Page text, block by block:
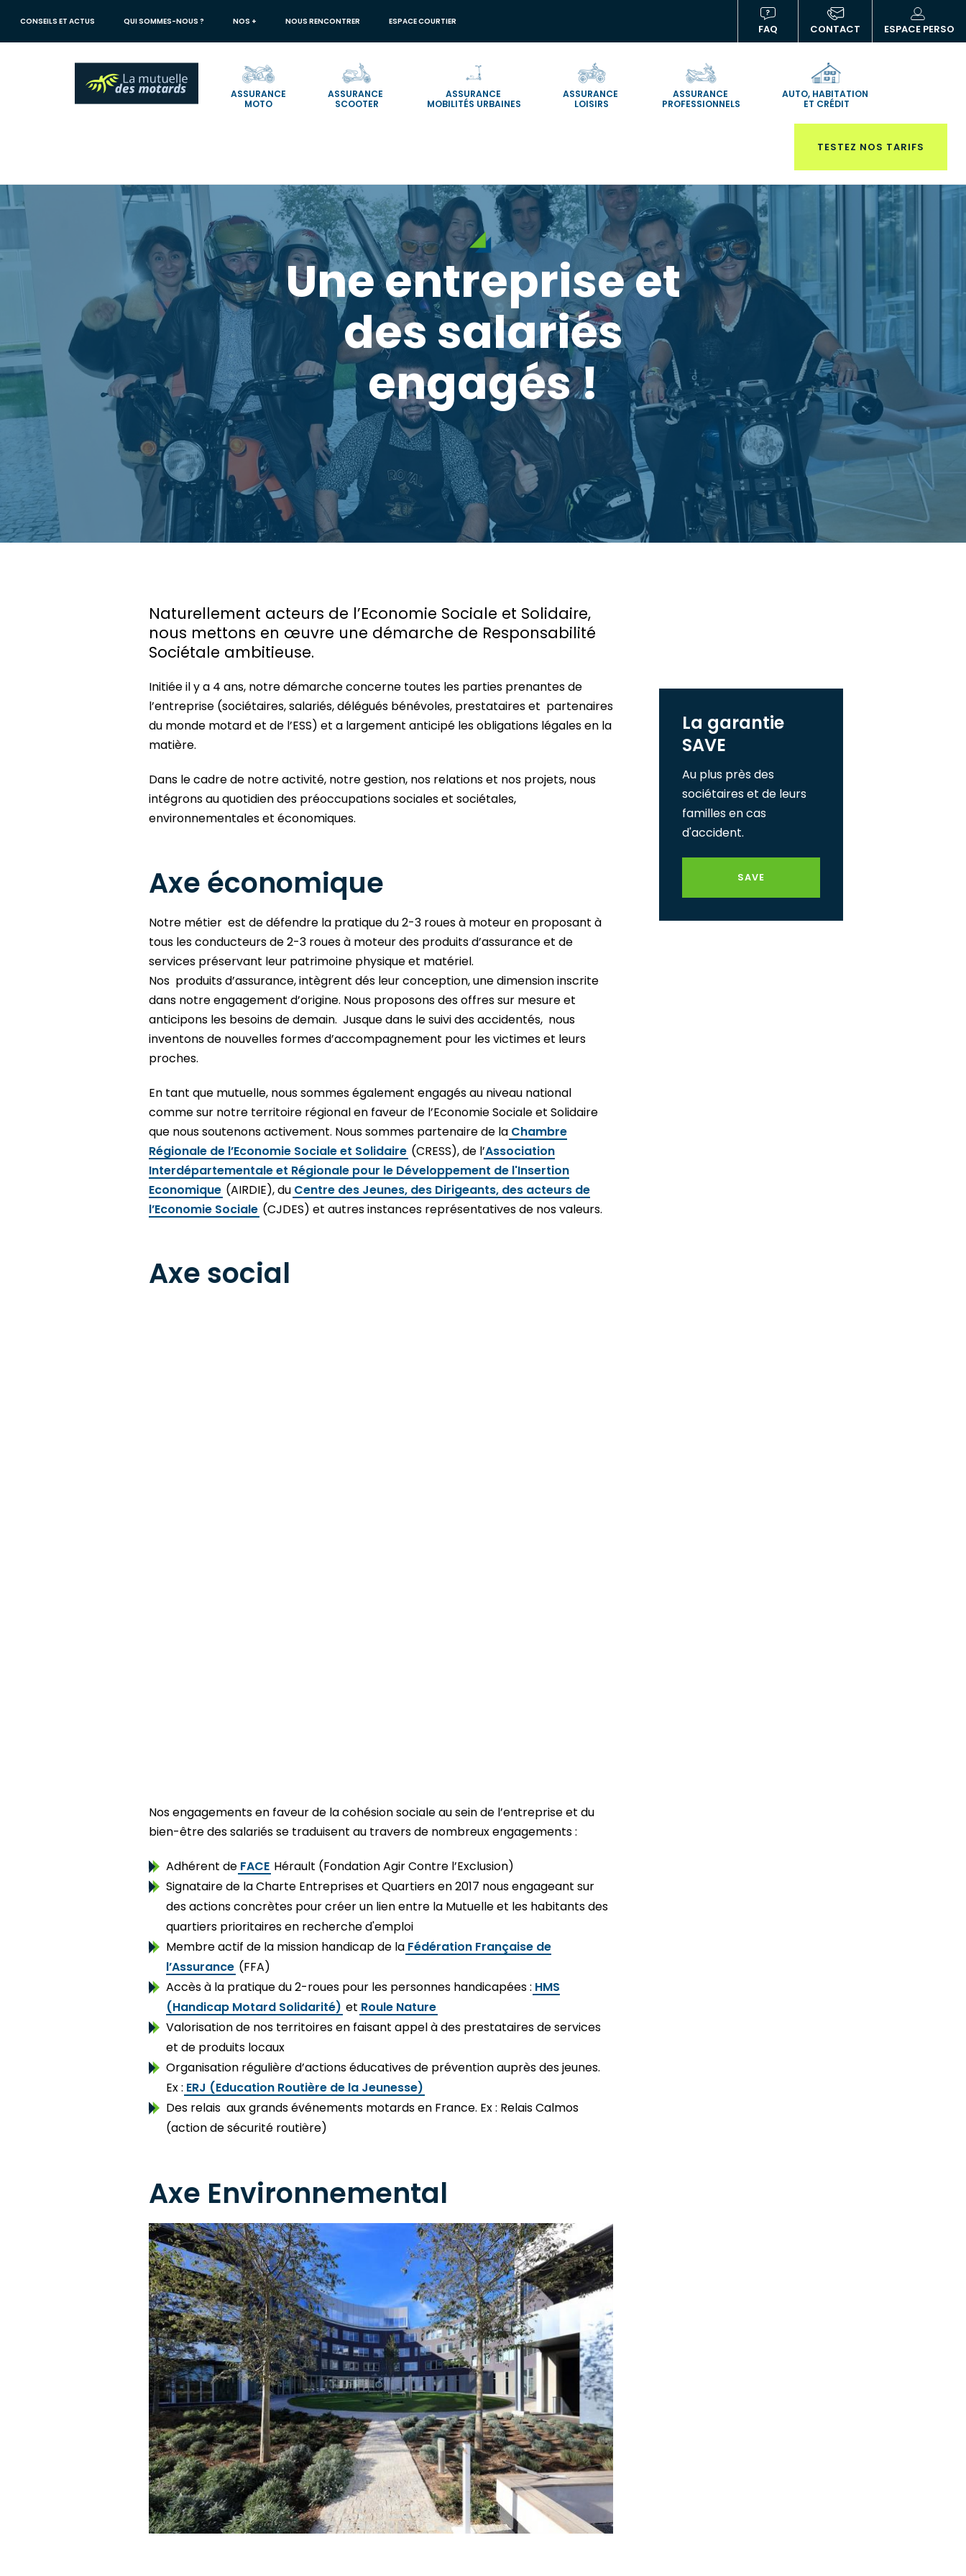
principal
CONSEILS ET ACTUS QUI SOMMES-NOUS ? NOS + NOUS RENCONTRER ESPACE COURTIER
FAQ (NOUVELLE
FENÊTRE)
CONTACT ESPACE PERSO
ASSURANCE
MOTO
ASSURANCE
SCOOTER
ASSURANCE
MOBILITÉS URBAINES
ASSURANCE
LOISIRS
ASSURANCE
PROFESSIONNELS
AUTO, HABITATION
ET CRÉDIT
TESTEZ NOS TARIFS
Une entreprise et
des salariés
engagés !
Naturellement acteurs de l’Economie Sociale et Solidaire,
nous mettons en œuvre une démarche de Responsabilité
Sociétale ambitieuse.
La garantie
SAVE
Au plus près des
sociétaires et de leurs
familles en cas
d'accident.
SAVE
Initiée il y a 4 ans, notre démarche concerne toutes les parties prenantes de
l’entreprise (sociétaires, salariés, délégués bénévoles, prestataires et partenaires
du monde motard et de l’ESS) et a largement anticipé les obligations légales en la
matière.
Dans le cadre de notre activité, notre gestion, nos relations et nos projets, nous
intégrons au quotidien des préoccupations sociales et sociétales,
environnementales et économiques.
Axe économique
Notre métier est de défendre la pratique du 2-3 roues à moteur en proposant à
tous les conducteurs de 2-3 roues à moteur des produits d’assurance et de
services préservant leur patrimoine physique et matériel.
Nos produits d’assurance, intègrent dés leur conception, une dimension inscrite
dans notre engagement d’origine. Nous proposons des offres sur mesure et
anticipons les besoins de demain. Jusque dans le suivi des accidentés, nous
inventons de nouvelles formes d’accompagnement pour les victimes et leurs
proches.
En tant que mutuelle, nous sommes également engagés au niveau national
comme sur notre territoire régional en faveur de l’Economie Sociale et Solidaire
que nous soutenons activement. Nous sommes partenaire de la Chambre
Régionale de l’Economie Sociale et Solidaire (CRESS), de l’Association
Interdépartementale et Régionale pour le Développement de l'Insertion
Economique (AIRDIE), du Centre des Jeunes, des Dirigeants, des acteurs de
l’Economie Sociale (CJDES) et autres instances représentatives de nos valeurs.
Axe social
Nos engagements en faveur de la cohésion sociale au sein de l’entreprise et du
bien-être des salariés se traduisent au travers de nombreux engagements :
Adhérent de FACE Hérault (Fondation Agir Contre l’Exclusion)
Signataire de la Charte Entreprises et Quartiers en 2017 nous engageant sur
des actions concrètes pour créer un lien entre la Mutuelle et les habitants des
quartiers prioritaires en recherche d'emploi
Membre actif de la mission handicap de la Fédération Française de
l’Assurance (FFA)
Accès à la pratique du 2-roues pour les personnes handicapées : HMS
(Handicap Motard Solidarité) et Roule Nature
Valorisation de nos territoires en faisant appel à des prestataires de services
et de produits locaux
Organisation régulière d’actions éducatives de prévention auprès des jeunes.
Ex : ERJ (Education Routière de la Jeunesse)
Des relais aux grands événements motards en France. Ex : Relais Calmos
(action de sécurité routière)
Axe Environnemental